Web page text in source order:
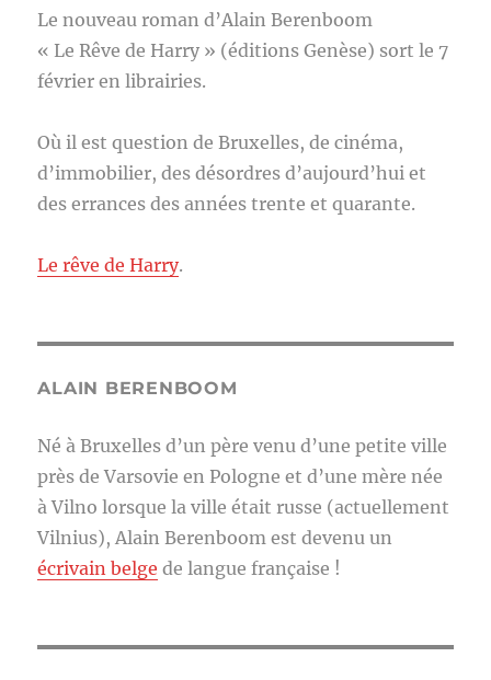
Le nouveau roman d’Alain Berenboom
« Le Rêve de Harry » (éditions Genèse) sort le 7
février en librairies.
Où il est question de Bruxelles, de cinéma,
d’immobilier, des désordres d’aujourd’hui et
des errances des années trente et quarante.
Le rêve de Harry.
ALAIN BERENBOOM
Né à Bruxelles d’un père venu d’une petite ville
près de Varsovie en Pologne et d’une mère née
à Vilno lorsque la ville était russe (actuellement
Vilnius), Alain Berenboom est devenu un
écrivain belge de langue française !